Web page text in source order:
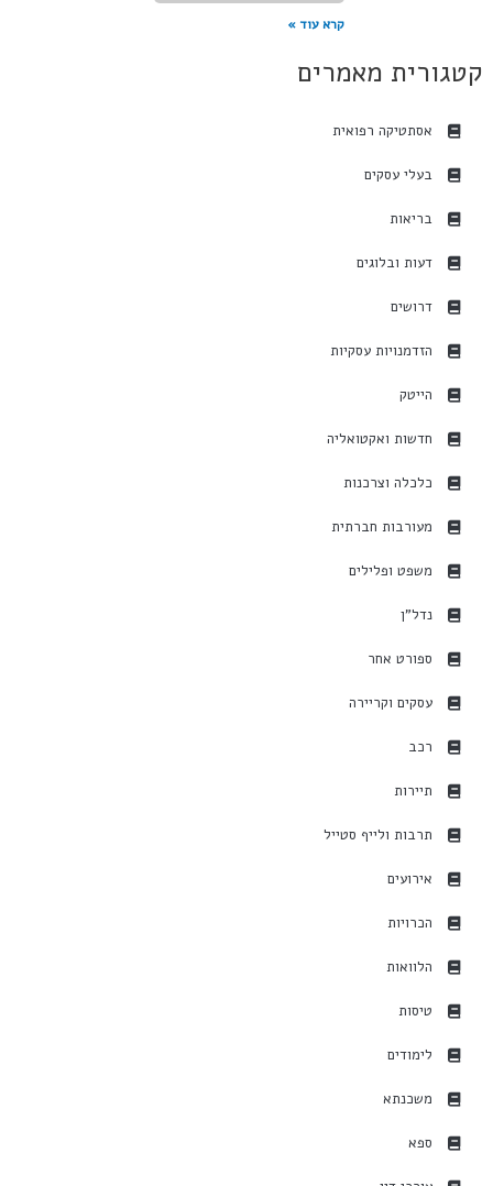
קרא עוד »
קטגורית מאמרים
אסתטיקה רפואית
בעלי עסקים
בריאות
דעות ובלוגים
דרושים
הזדמנויות עסקיות
הייטק
חדשות ואקטואליה
כלכלה וצרכנות
מעורבות חברתית
משפט ופלילים
נדל"ן
ספורט אחר
עסקים וקריירה
רכב
תיירות
תרבות ולייף סטייל
אירועים
הכרויות
הלוואות
טיסות
לימודים
משכנתא
ספא